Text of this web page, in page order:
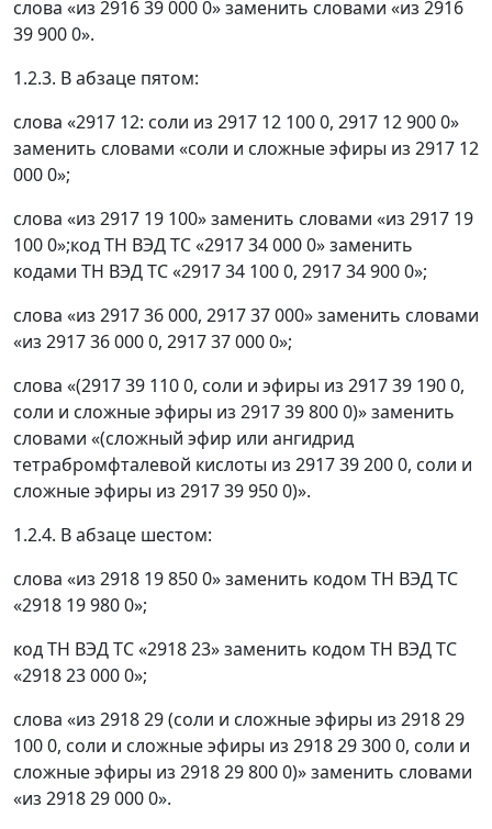
слова «из 2916 39 000 0» заменить словами «из 2916
39 900 0».
1.2.3. В абзаце пятом:
слова «2917 12: соли из 2917 12 100 0, 2917 12 900 0»
заменить словами «соли и сложные эфиры из 2917 12
000 0»;
слова «из 2917 19 100» заменить словами «из 2917 19
100 0»;код ТН ВЭД ТС «2917 34 000 0» заменить
кодами ТН ВЭД ТС «2917 34 100 0, 2917 34 900 0»;
слова «из 2917 36 000, 2917 37 000» заменить словами
«из 2917 36 000 0, 2917 37 000 0»;
слова «(2917 39 110 0, соли и эфиры из 2917 39 190 0,
соли и сложные эфиры из 2917 39 800 0)» заменить
словами «(сложный эфир или ангидрид
тетрабромфталевой кислоты из 2917 39 200 0, соли и
сложные эфиры из 2917 39 950 0)».
1.2.4. В абзаце шестом:
слова «из 2918 19 850 0» заменить кодом ТН ВЭД ТС
«2918 19 980 0»;
код ТН ВЭД ТС «2918 23» заменить кодом ТН ВЭД ТС
«2918 23 000 0»;
слова «из 2918 29 (соли и сложные эфиры из 2918 29
100 0, соли и сложные эфиры из 2918 29 300 0, соли и
сложные эфиры из 2918 29 800 0)» заменить словами
«из 2918 29 000 0».